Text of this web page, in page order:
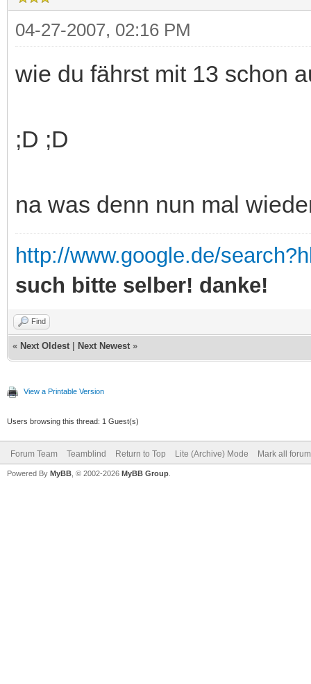
04-27-2007, 02:16 PM
wie du fährst mit 13 schon
;D ;D
na was denn nun mal
http://www.google.de/
such bitte selber! danke!
Find
« Next Oldest Next Newest »
View a Printable Version
Users browsing this thread: 1 Guest(s)
Forum Team Teamblind Return to Top Lite (Archive) Mode Mark all
Powered By MyBB , © 2002-2026 MyBB Group